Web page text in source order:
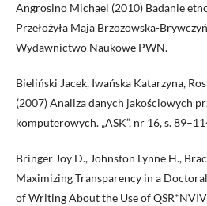
Angrosino Michael (2010) Badanie
Przełożyła Maja Brzozowska-
Wydawnictwo Naukowe PWN.
Bieliński Jacek, Iwańska Katarzyna,
(2007) Analiza danych jakościowych
komputerowych. „ASK”, nr 16, s.
Bringer Joy D., Johnston Lynne H.,
Maximizing Transparency in a
of Writing About the Use of